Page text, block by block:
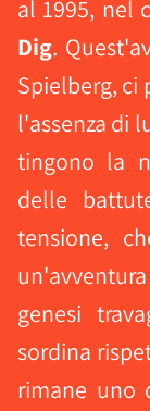
al 1995, nel
Dig.
Spielberg, ci
l'assenza di
tingono la
delle
tensione,
genesi
sordina
rimane uno